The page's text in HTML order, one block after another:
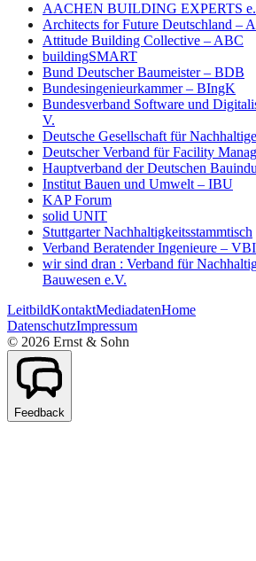
AACHEN BUILDING EXPERTS
Architects for Future Deutschland –
Attitude Building Collective – ABC
buildingSMART
Bund Deutscher Baumeister – BDB
Bundesingenieurkammer – BIngK
Bundesverband Software und
V.
Deutsche Gesellschaft für
Deutscher Verband für Facility
Hauptverband der Deutschen
Institut Bauen und Umwelt – IBU
KAP Forum
solid UNIT
Stuttgarter Nachhaltigkeitsstammtisch
Verband Beratender Ingenieure – VBI
wir sind dran : Verband für
Bauwesen e.V.
LeitbildKontaktMediadatenHome
DatenschutzImpressum
© 2026 Ernst & Sohn
Feedback